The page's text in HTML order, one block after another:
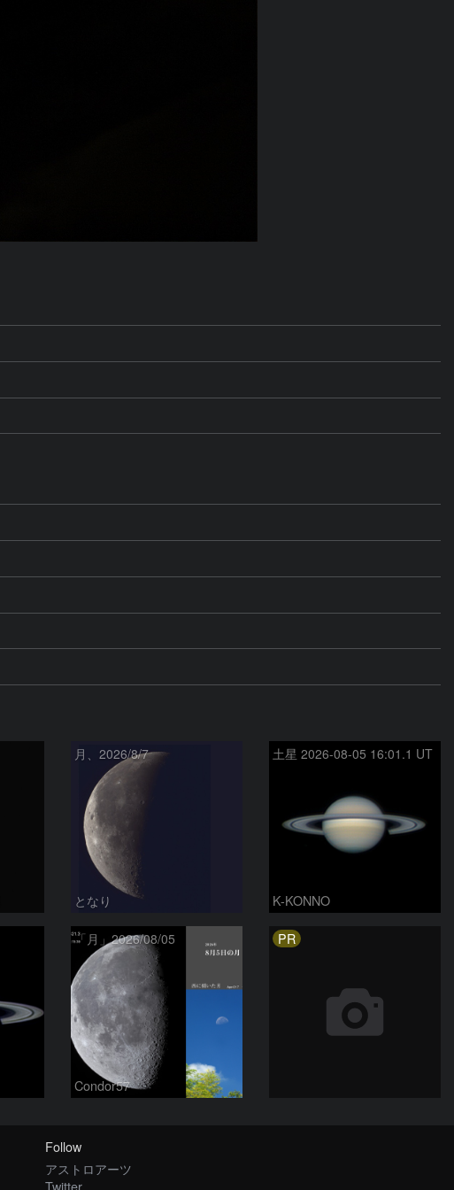
月、2026/8/7
となり
土星 2026-08-05 16:01.1 UT
K-KONNO
「月」2026/08/05
Condor57
PR
Follow
アストロアーツ
Twitter